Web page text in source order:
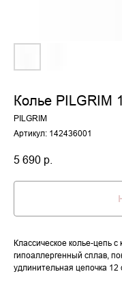
Колье PILGRIM
PILGRIM
Артикул: 142436001
5 690 р.
Классическое колье-цепь
гипоаллергенный сплав,
удлинительная цепочка 12